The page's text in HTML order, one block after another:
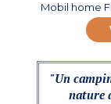
Mobil home
"Un
nature